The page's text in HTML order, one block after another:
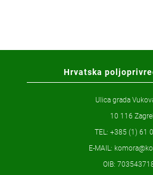
Hrvatska
Ulica grada
10 116
TEL: +385 (1) 61
E-MAIL:
OIB: